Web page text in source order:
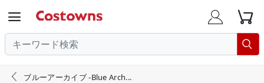
  

 ブルーアーカイブ -Blue Arch...